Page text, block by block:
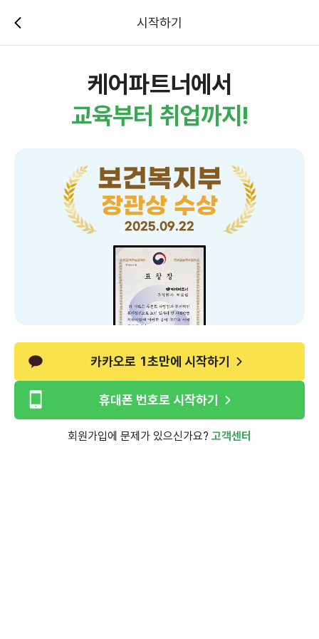
시작하기
케어파트너에서
교육부터 취업까지!
보건복지부
장관상 수상
2025.09.22
카카오로 1초만에 시작하기
휴대폰 번호로 시작하기
회원가입에 문제가 있으신가요? 고객센터